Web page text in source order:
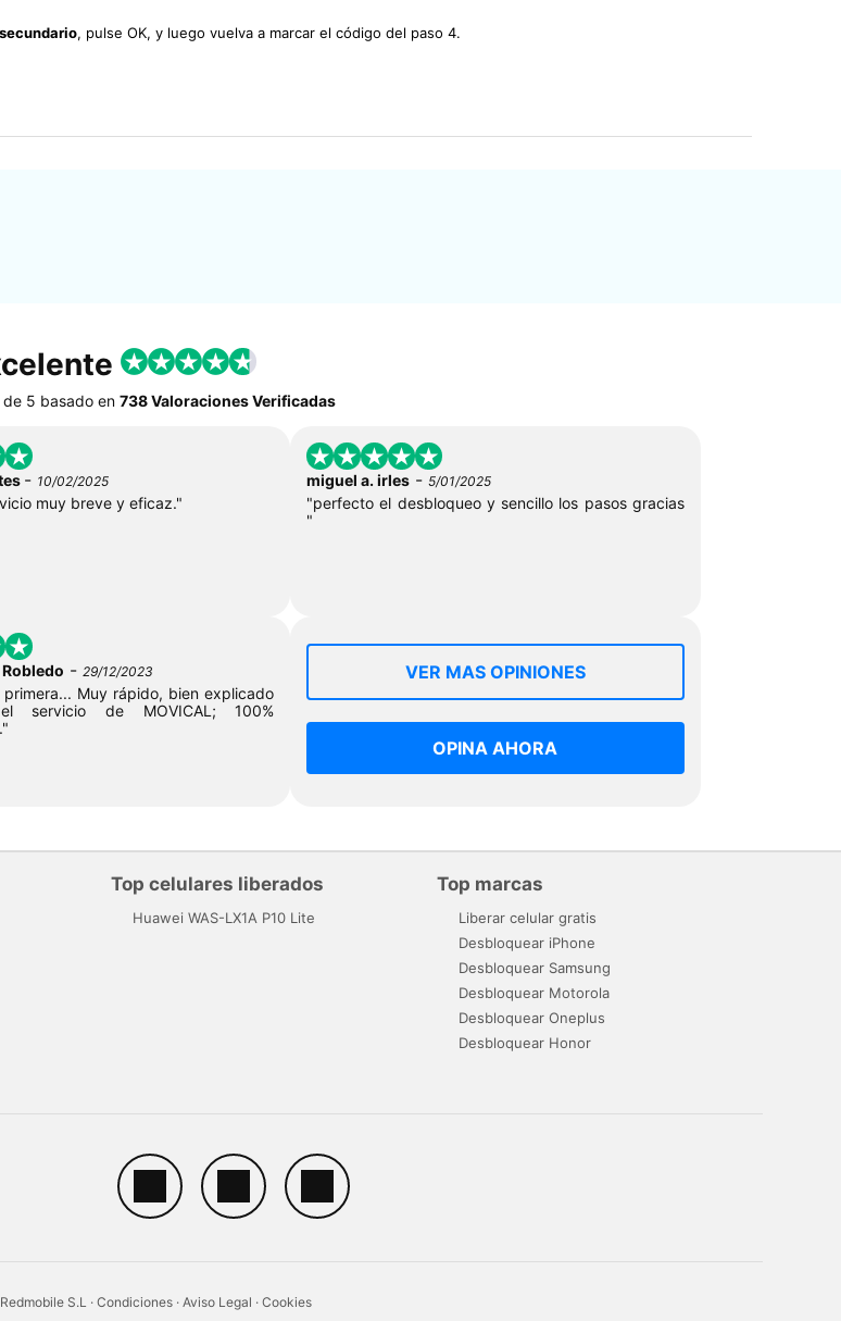
, pulse OK, y luego vuelva a marcar el código del paso 4.
5 basado en 738 Valoraciones Verificadas
- 10/02/2025
muy breve y eficaz."
miguel a. irles -5/01/2025
"perfecto el desbloqueo y sencillo los pasos gracias
"
- 29/12/2023
primera... Muy rápido, bien explicado
servicio de MOVICAL; 100%
VER MAS OPINIONES
OPINA AHORA
Top celulares liberados
Huawei WAS-LX1A P10 Lite
Top marcas
Liberar celular gratis
Desbloquear iPhone
Desbloquear Samsung
Desbloquear Motorola
Desbloquear Oneplus
Desbloquear Honor
S.L · Condiciones · Aviso Legal · Cookies